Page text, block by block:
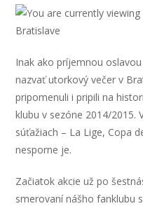
Inak ako príjemnou
nazvať utorkový večer v
pripomenuli i pripili na
klubu v sezóne 2014/2015.
súťažiach – La Lige, Copa
nesporne je.
Začiatok akcie už po
smerovaní nášho fanklubu